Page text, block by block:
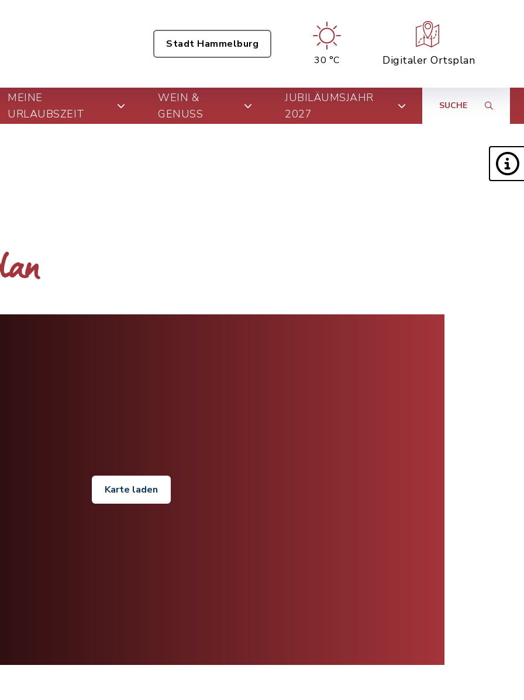
Stadt Hammelburg
30 °C
Digitaler Ortsplan
MEINE
URLAUBSZEIT
WEIN &
GENUSS
JUBILÄUMSJAHR
2027
SUCHE
Karte laden